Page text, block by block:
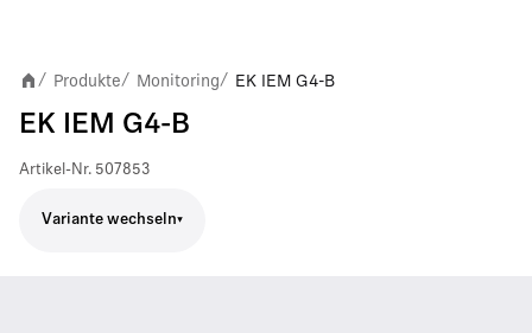
/ Produkte/ Monitoring/ EK IEM G4-B
EK IEM G4-B
Artikel-Nr. 507853
Variante wechseln